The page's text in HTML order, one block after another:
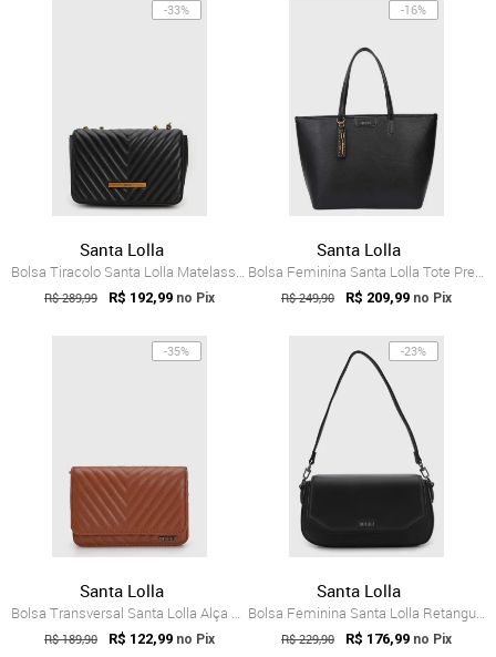
-33%
Santa Lolla
Bolsa Tiracolo Santa Lolla Matelassê Preta
R$ 289,99 R$ 192,99 no Pix
-16%
Santa Lolla
Bolsa Feminina Santa Lolla Tote Preta
R$ 249,90 R$ 209,99 no Pix
-35%
Santa Lolla
Bolsa Transversal Santa Lolla Alça Ajust...
R$ 189,90 R$ 122,99 no Pix
-23%
Santa Lolla
Bolsa Feminina Santa Lolla Retangular Preta
R$ 229,90 R$ 176,99 no Pix